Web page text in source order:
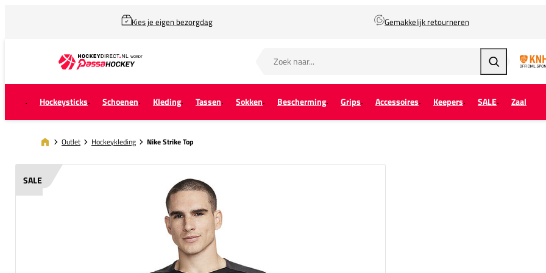
Kies je eigen bezorgdag Gemakkelijk retourneren
Zoeken
Hockeysticks Schoenen Kleding Tassen Sokken Bescherming Grips Accessoires Keepers SALE Zaal
Outlet Hockeykleding Nike Strike Top
SALE